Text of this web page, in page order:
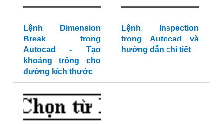
Lệnh Dimension
Break trong
Autocad - Tạo
khoảng trống cho
đường kích thước
Lệnh Inspection
trong Autocad và
hướng dẫn chi tiết